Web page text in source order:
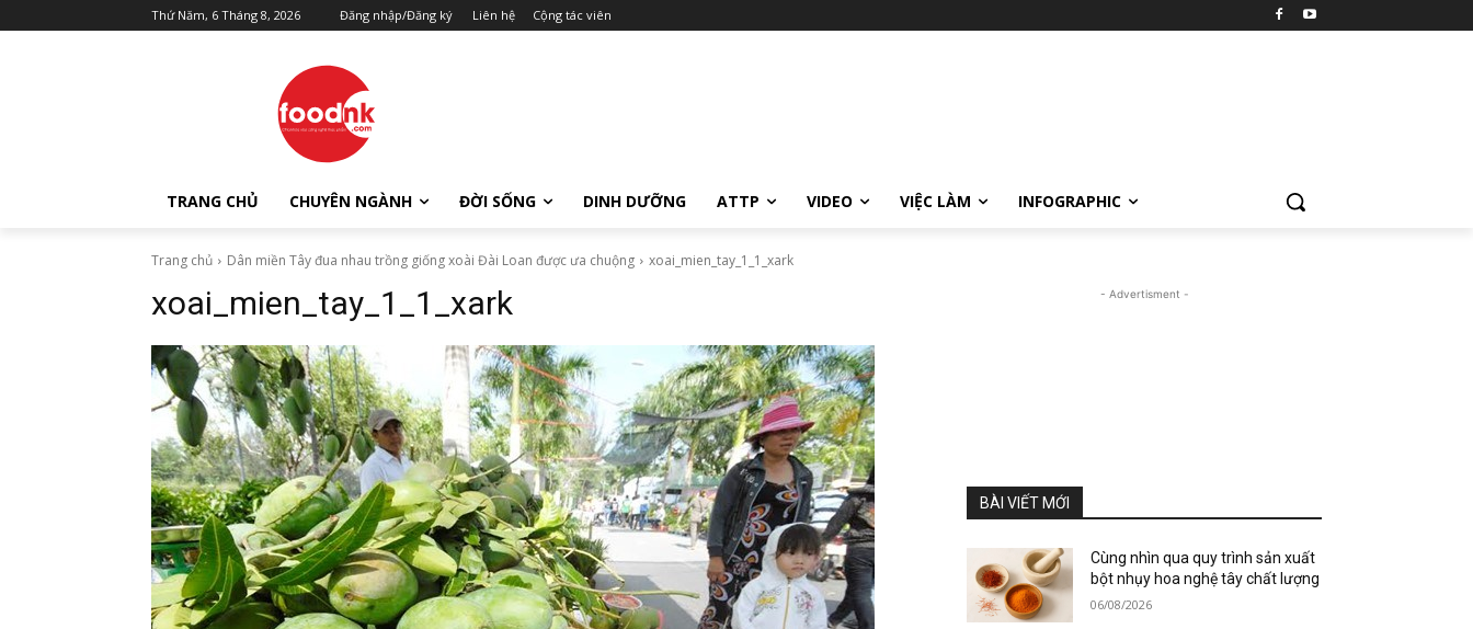
Thứ Năm, 6 Tháng 8, 2026 Đăng nhập/Đăng ký Liên hệ Cộng tác viên
TRANG CHỦ CHUYÊN NGÀNH ĐỜI SỐNG DINH DƯỠNG ATTP VIDEO VIỆC LÀM INFOGRAPHIC
Trang chủ Dân miền Tây đua nhau trồng giống xoài Đài Loan được ưa chuộng xoai_mien_tay_1_1_xark
xoai_mien_tay_1_1_xark - Advertisment -
BÀI VIẾT MỚI
Cùng nhìn qua quy trình sản xuất
bột nhụy hoa nghệ tây chất lượng
06/08/2026